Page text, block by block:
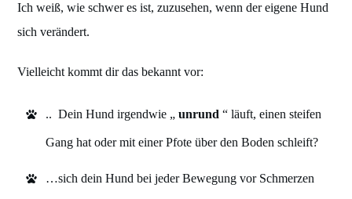
Ich weiß, wie schwer es ist, zuzusehen, wenn der eigene Hund
sich verändert.
Vielleicht kommt dir das bekannt vor:
.. Dein Hund irgendwie „ unrund “ läuft, einen steifen
Gang hat oder mit einer Pfote über den Boden schleift?
…sich dein Hund bei jeder Bewegung vor Schmerzen